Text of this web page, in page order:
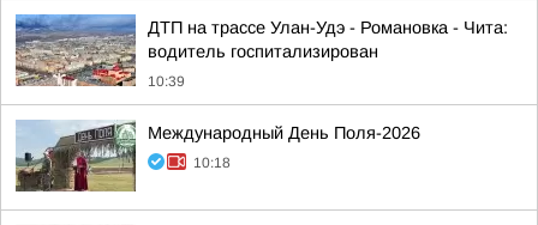
ДТП на трассе Улан-Удэ - Романовка - Чита:
водитель госпитализирован
10:39
Международный День Поля-2026
10:18